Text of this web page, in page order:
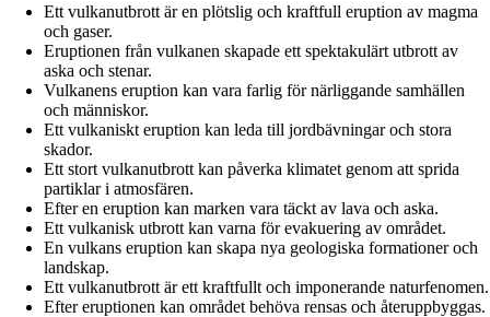
Ett vulkanutbrott är en plötslig och kraftfull eruption av magma
och gaser.
Eruptionen från vulkanen skapade ett spektakulärt utbrott av
aska och stenar.
Vulkanens eruption kan vara farlig för närliggande samhällen
och människor.
Ett vulkaniskt eruption kan leda till jordbävningar och stora
skador.
Ett stort vulkanutbrott kan påverka klimatet genom att sprida
partiklar i atmosfären.
Efter en eruption kan marken vara täckt av lava och aska.
Ett vulkanisk utbrott kan varna för evakuering av området.
En vulkans eruption kan skapa nya geologiska formationer och
landskap.
Ett vulkanutbrott är ett kraftfullt och imponerande naturfenomen.
Efter eruptionen kan området behöva rensas och återuppbyggas.